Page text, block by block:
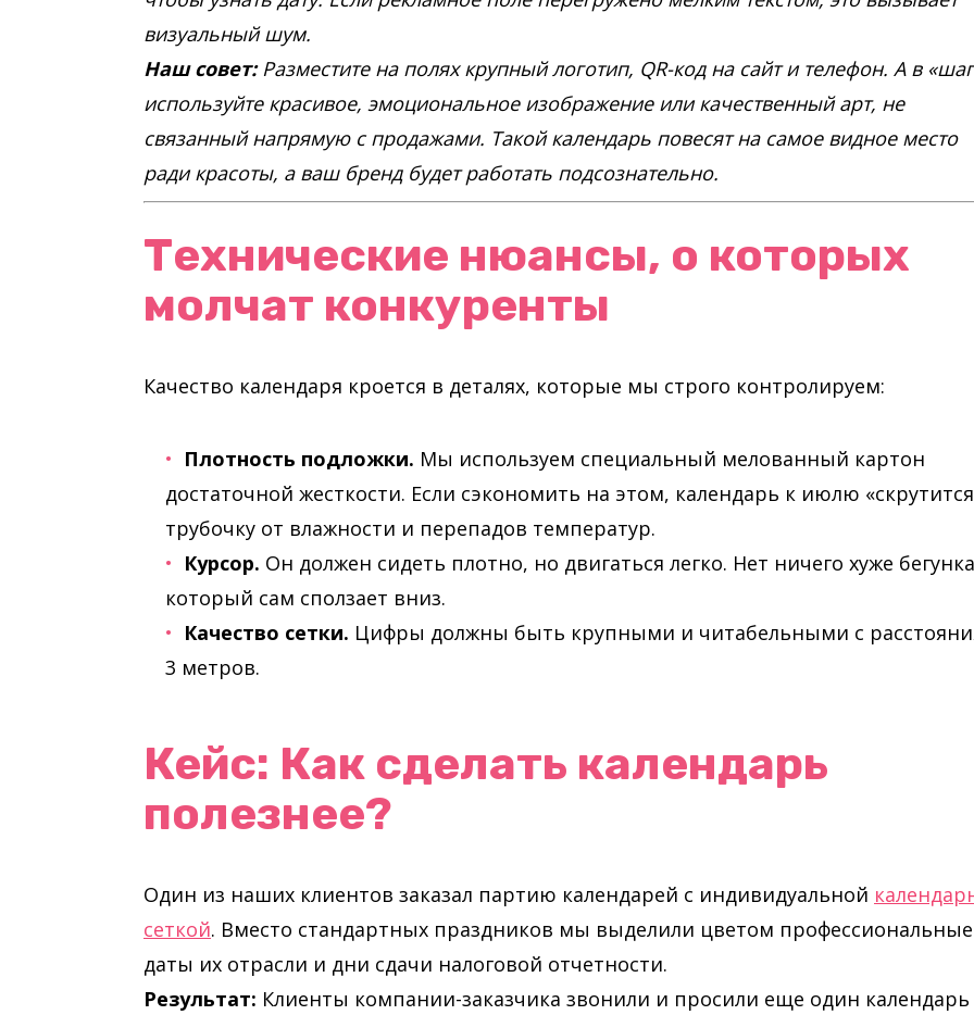
визуальный шум.
Наш совет:Разместите на полях крупный логотип, QR-код на сайт и телефон. А в
используйте красивое, эмоциональное изображение или качественный арт, не
связанный напрямую с продажами. Такой календарь повесят на самое видное место
ради красоты, а ваш бренд будет работать подсознательно.
Технические нюансы, о которых
молчат конкуренты
Качество календаря кроется в деталях, которые мы строго контролируем:
Плотность подложки. Мы используем специальный мелованный картон
достаточной жесткости. Если сэкономить на этом, календарь к июлю
трубочку от влажности и перепадов температур.
Курсор. Он должен сидеть плотно, но двигаться легко. Нет ничего хуже
который сам сползает вниз.
Качество сетки. Цифры должны быть крупными и читабельными с
3 метров.
Кейс: Как сделать календарь
полезнее?
Один из наших клиентов заказал партию календарей с индивидуальной
сеткой. Вместо стандартных праздников мы выделили цветом профессиональные
даты их отрасли и дни сдачи налоговой отчетности.
Результат: Клиенты компании-заказчика звонили и просили еще один календарь